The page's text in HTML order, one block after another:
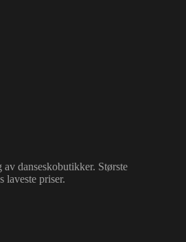
danseskobutikker. Største
laveste priser.